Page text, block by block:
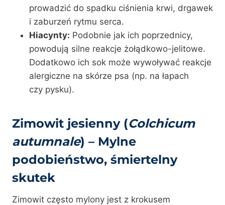
prowadzić do spadku ciśnienia krwi, drgawek
i zaburzeń rytmu serca.
Hiacynty: Podobnie jak ich poprzednicy,
powodują silne reakcje żołądkowo-jelitowe.
Dodatkowo ich sok może wywoływać reakcje
alergiczne na skórze psa (np. na łapach
czy pysku).
Zimowit jesienny (Colchicum
autumnale) – Mylne
podobieństwo, śmiertelny
skutek
Zimowit często mylony jest z krokusem